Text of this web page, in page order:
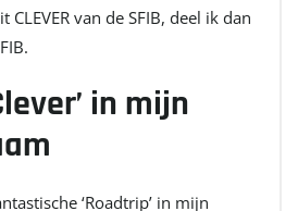
CLEVER van de SFIB, deel ik dan
in mijn
‘Roadtrip’ in mijn